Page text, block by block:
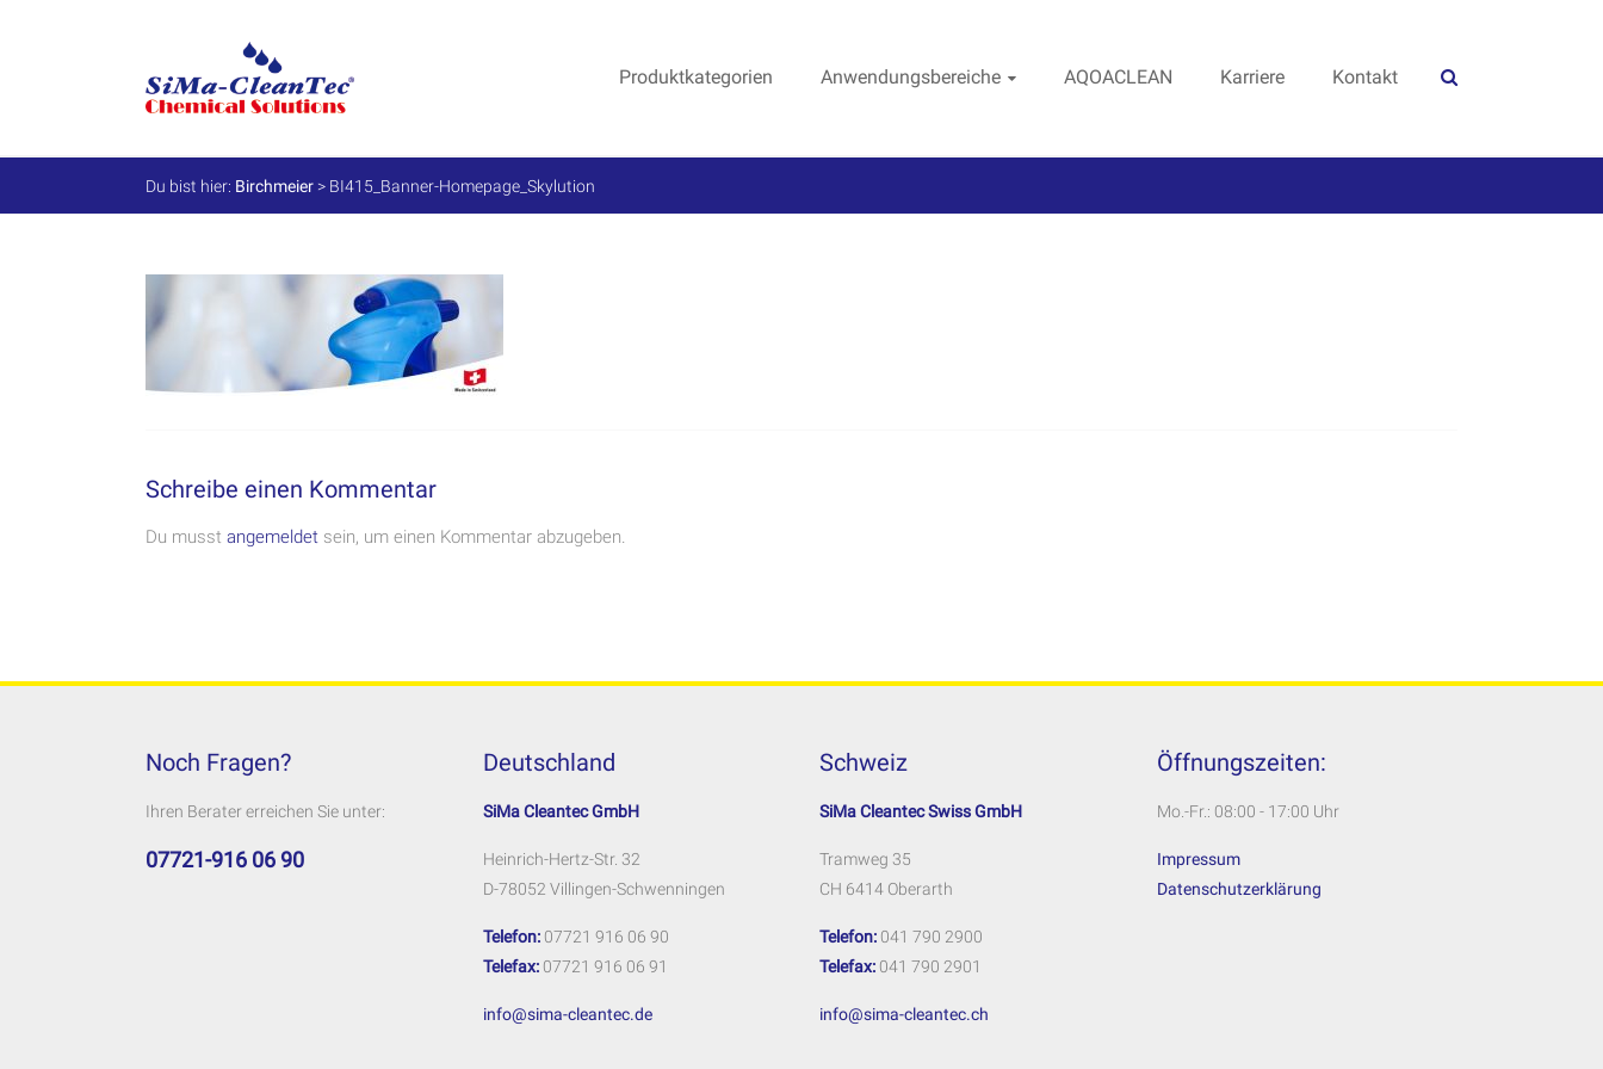
SiMa-
Cleantec
GmbH
Spezialprodukte
Produktkategorien Anwendungsbereiche AQOACLEAN Karriere Kontakt
Du bist hier: Birchmeier > BI415_Banner-Homepage_Skylution
Schreibe einen Kommentar
Du musst angemeldet sein, um einen Kommentar abzugeben.
Noch Fragen?
Ihren Berater erreichen Sie unter:
07721-916 06 90
Deutschland
SiMa Cleantec GmbH
Heinrich-Hertz-Str. 32
D-78052 Villingen-Schwenningen
Telefon:07721 916 06 90
Telefax:07721 916 06 91
info@sima-cleantec.de
Schweiz
SiMa Cleantec Swiss GmbH
Tramweg 35
CH 6414 Oberarth
Telefon: 041 790 2900
Telefax: 041 790 2901
info@sima-cleantec.ch
Öffnungszeiten:
Mo.-Fr.: 08:00 - 17:00 Uhr
Impressum
Datenschutzerklärung